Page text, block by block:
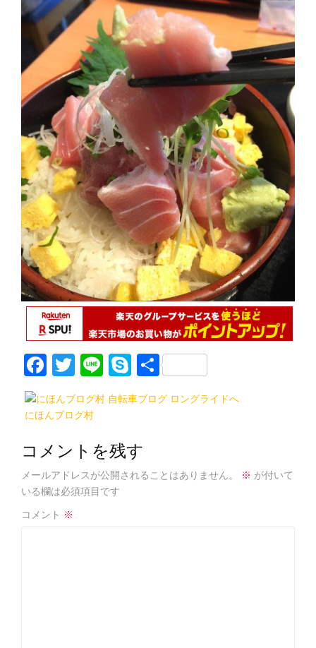
F
a
c
b
o
o
k
T
w
itt
Li
n
e
S
k
y
e
共
有
にほんブログ村
コメントを残す
メールアドレスが公開されることはありません。 ※ が付いて
いる欄は必須項目です
コメント ※